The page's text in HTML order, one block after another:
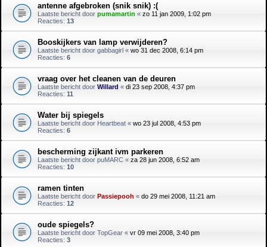
antenne afgebroken (snik snik) :(
Laatste bericht door pumamartin « zo 11 jan 2009, 1:02 pm
Reacties: 13
Booskijkers van lamp verwijderen?
Laatste bericht door gabbagirl « wo 31 dec 2008, 6:14 pm
Reacties: 6
vraag over het cleanen van de deuren
Laatste bericht door Willard « di 23 sep 2008, 4:37 pm
Reacties: 11
Water bij spiegels
Laatste bericht door Heartbeat « wo 23 jul 2008, 4:53 pm
Reacties: 6
bescherming zijkant ivm parkeren
Laatste bericht door puMARC « za 28 jun 2008, 6:52 am
Reacties: 10
ramen tinten
Laatste bericht door Passiepooh « do 29 mei 2008, 11:21 am
Reacties: 12
oude spiegels?
Laatste bericht door TopGear « vr 09 mei 2008, 3:40 pm
Reacties: 3